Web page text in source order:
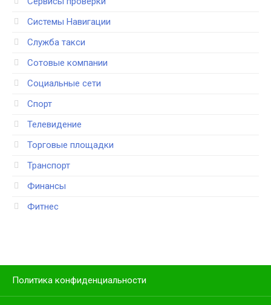
Системы Навигации
Служба такси
Сотовые компании
Социальные сети
Спорт
Телевидение
Торговые площадки
Транспорт
Финансы
Фитнес
Политика конфиденциальности